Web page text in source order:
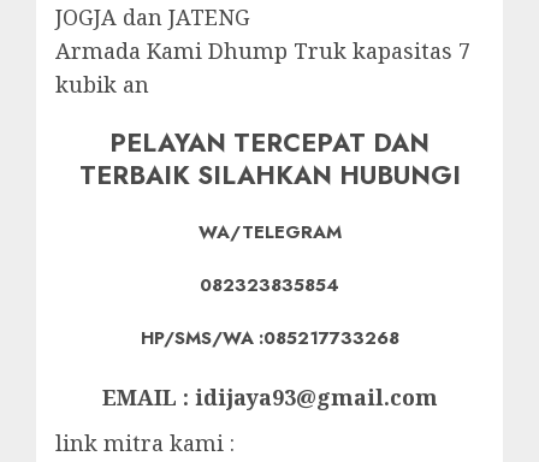
JOGJA dan JATENG
Armada Kami Dhump Truk kapasitas 7
kubik an
PELAYAN TERCEPAT DAN
TERBAIK SILAHKAN HUBUNGI
WA/TELEGRAM
082323835854
HP/SMS/WA :085217733268
EMAIL : idijaya93@gmail.com
link mitra kami :